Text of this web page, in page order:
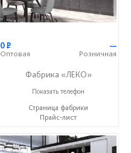
0Р
Оптовая
—
Розничная
Фабрика «ЛЕКО»
+7 (800) 222-93-90
Показать телефон
Страница фабрики
Прайс-лист